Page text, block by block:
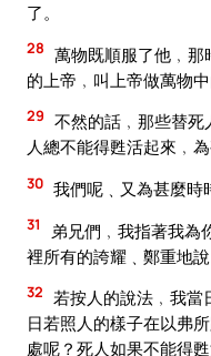
了。
28 萬物既順服了他﹐那
的上帝﹐叫上帝做萬物中
29 不然的話﹐那些替
人總不能得甦活起來﹐
30 我們呢﹑又為甚麼時
31
弟兄們﹐我指著我為
裡所有的誇耀﹑鄭重地說
32 若按人的說法﹐我當
日若照人的樣子在以弗
處呢？死人如果不能得